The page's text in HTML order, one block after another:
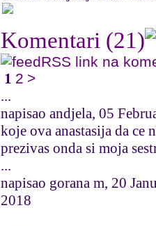
Komentari (21)
RSS link na
1 2 >
...
napisao andjela, 05
koje ova anastasija da ce
prezivas onda si moja
...
napisao gorana m, 20
2018